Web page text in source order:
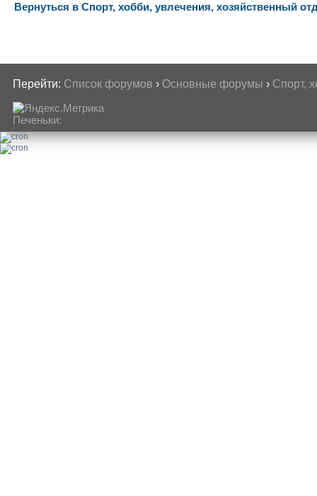
Вернуться в Спорт, хобби, увлечения, хозяйственный
Перейти: Список форумов › Основные форумы › Спорт,
Печеньки: